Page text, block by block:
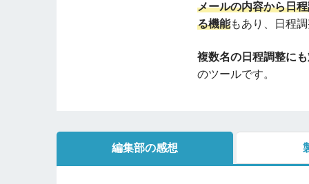
メールの内容から日
る機能もあり、日程
複数名の日程調整に
のツールです。
編集部の感想